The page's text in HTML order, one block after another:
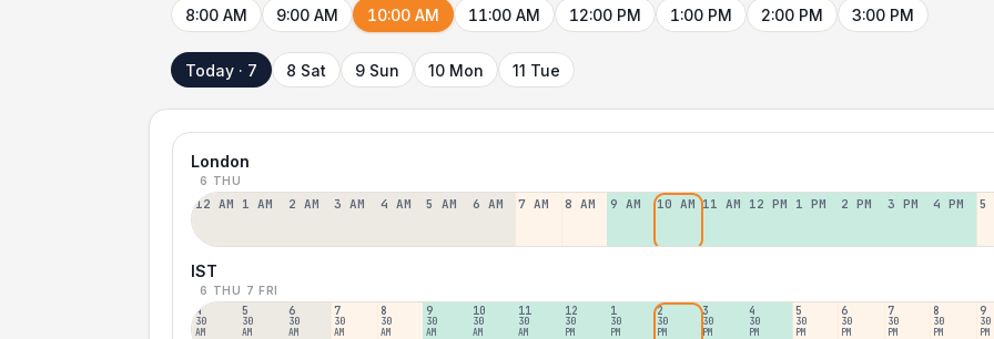
8:00 AM 9:00 AM 10:00 AM 11:00 AM 12:00 PM 1:00 PM 2:00 PM 3:00 PM
Today · 7 8 Sat 9 Sun 10 Mon 11 Tue
London
6 THU
12 AM 1 AM 2 AM 3 AM 4 AM 5 AM 6 AM 7 AM 8 AM 9 AM 10 AM 11 AM 12 PM 1 PM 2 PM 3 PM 4 PM 5
IST
6 THU 7 FRI
4
30
AM
5
30
AM
6
30
AM
7
30
AM
8
30
AM
9
30
AM
10
30
AM
11
30
AM
12
30
PM
1
30
PM
2
30
PM
3
30
PM
4
30
PM
5
30
PM
6
30
PM
7
30
PM
8
30
PM
9
30
PM